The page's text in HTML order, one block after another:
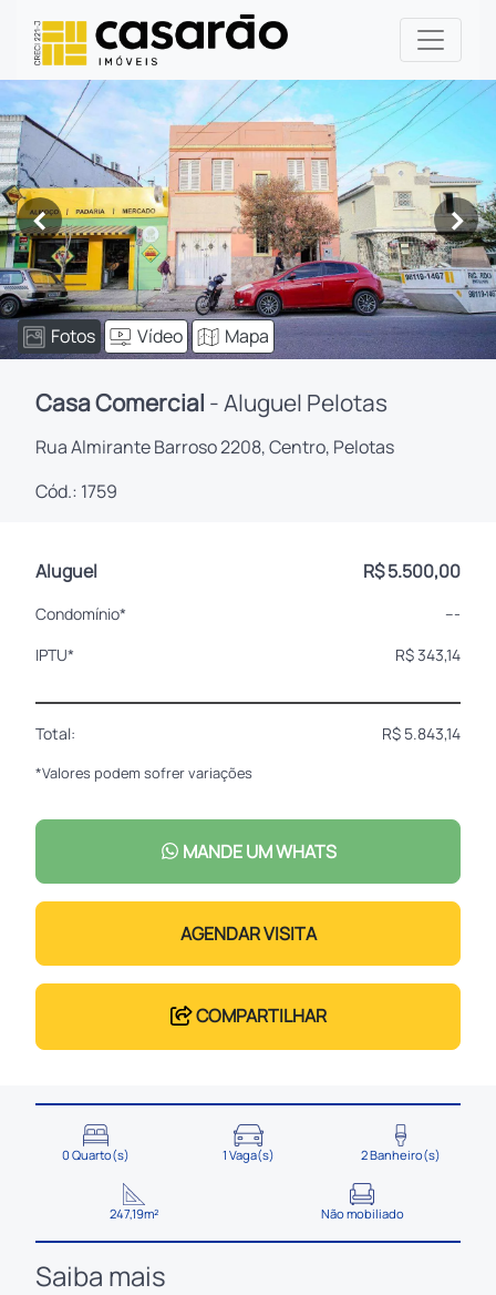
< >
Fotos Vídeo Mapa
Casa Comercial - Aluguel Pelotas
Rua Almirante Barroso 2208, Centro, Pelotas
Cód.: 1759
Aluguel R$ 5.500,00
Condomínio*
---
IPTU*
R$ 343,14
Total: R$ 5.843,14
*Valores podem sofrer variações
MANDE UM WHATS
AGENDAR VISITA
COMPARTILHAR
0 Quarto(s) 1 Vaga(s) 2 Banheiro(s)
247,19m² Não mobiliado
Saiba mais